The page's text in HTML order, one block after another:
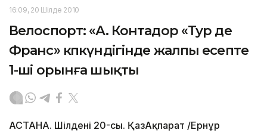
16:09, 20 Шілде 2010
Велоспорт: «А. Контадор «Тур де
Франс» көпкүндігінде жалпы есепте
1-ші орынға шықты
АСТАНА. Шілденің 20-сы. ҚазАқпарат /Ернұр